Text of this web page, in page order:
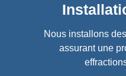
Nous installons
assurant une